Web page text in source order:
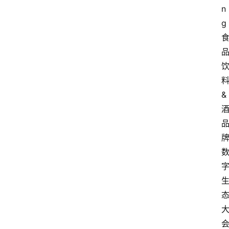
n
g
食
品
饮
料
&
酒
品
牌
数
字
生
态
大
会